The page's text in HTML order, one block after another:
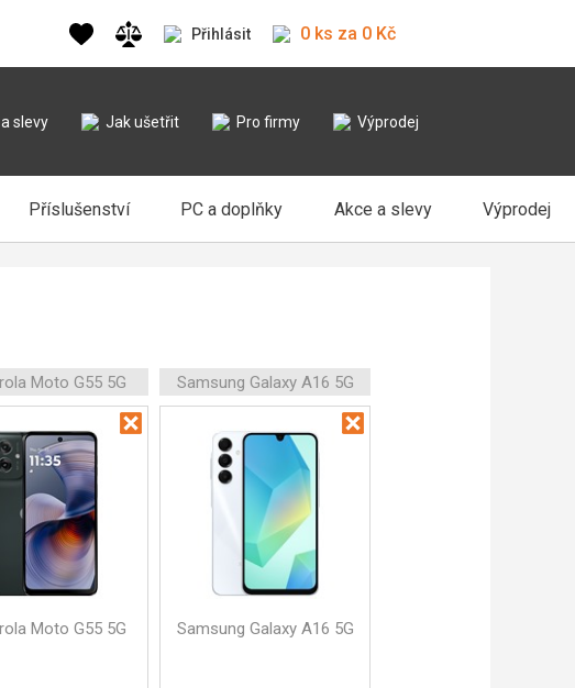
Přihlásit 0 ks za 0 Kč
slevy Jak ušetřit Pro firmy Výprodej
Příslušenství PC a doplňky Akce a slevy Výprodej
Moto G55 5G Samsung Galaxy A16 5G
Moto G55 5G Samsung Galaxy A16 5G